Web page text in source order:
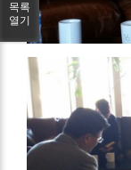
목록
열기